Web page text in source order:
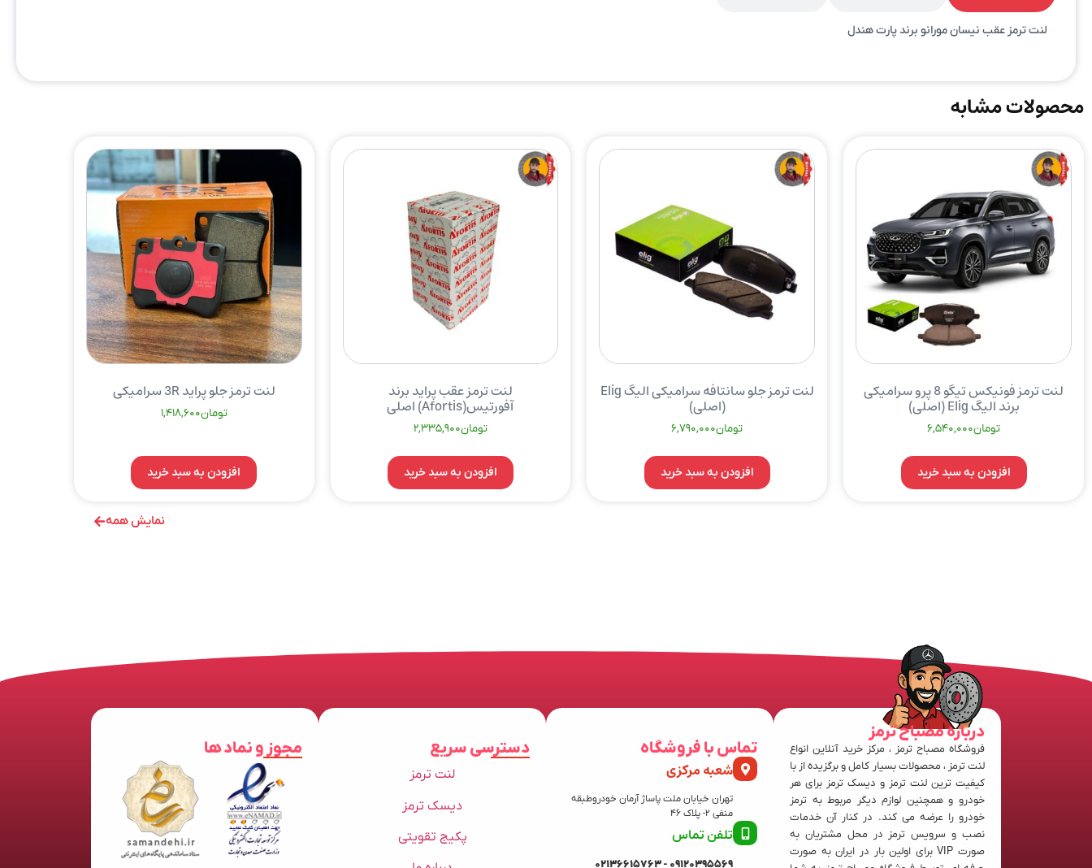
لنت ترمز عقب نیسان مورانو برند پارت هندل
نمایش همه
محصولات مشابه
لنت ترمز فونیکس تیگو 8 پرو سرامیکی
برند الیگ Elig (اصلی)
تومان6,540,000
افزودن به سبد خرید
لنت ترمز جلو سانتافه سرامیکی الیگ Elig
(اصلی)
تومان6,790,000
افزودن به سبد خرید
لنت ترمز عقب پراید برند
آفورتیس(Afortis) اصلی
تومان2,335,900
افزودن به سبد خرید
لنت ترمز جلو پراید 3R سرامیکی
تومان1,418,600
افزودن به سبد خرید
درباره مصباح ترمز
فروشگاه مصباح ترمز ، مرکز خرید آنلاین انواع
لنت ترمز ، محصولات بسیار کامل و برگزیده از با
کیفیت ترین لنت ترمز و دیسک ترمز برای هر
خودرو و همچنین لوازم دیگر مربوط به ترمز
خودرو را عرضه می کند. در کنار آن خدمات
نصب و سرویس ترمز در محل مشتریان به
صورت VIP برای اولین بار در ایران به صورت
تماس با فروشگاه
شعبه مرکزی
تهران خیابان ملت پاساژ آرمان خودروطبقه
منفی 2- پلاک 46
تلفن تماس
09120395569 - 02136615763
دسترسی سریع
لنت ترمز
دیسک ترمز
پکیج تقویتی
مجوز و نماد ها